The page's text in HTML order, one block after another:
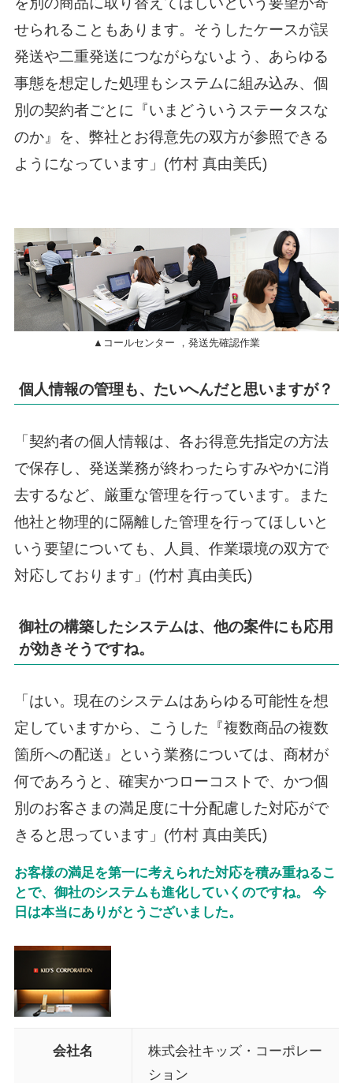
せられることもあります。そうしたケースが誤
発送や二重発送につながらないよう、あらゆる
事態を想定した処理もシステムに組み込み、個
別の契約者ごとに『いまどういうステータスな
のか』を、弊社とお得意先の双方が参照できる
ようになっています」(竹村 真由美氏)
▲コールセンター ，発送先確認作業
個人情報の管理も、たいへんだと思いますが？
「契約者の個人情報は、各お得意先指定の方法
で保存し、発送業務が終わったらすみやかに消
去するなど、厳重な管理を行っています。また
他社と物理的に隔離した管理を行ってほしいと
いう要望についても、人員、作業環境の双方で
対応しております」(竹村 真由美氏)
御社の構築したシステムは、他の案件にも応用
が効きそうですね。
「はい。現在のシステムはあらゆる可能性を想
定していますから、こうした『複数商品の複数
箇所への配送』という業務については、商材が
何であろうと、確実かつローコストで、かつ個
別のお客さまの満足度に十分配慮した対応がで
きると思っています」(竹村 真由美氏)
お客様の満足を第一に考えられた対応を積み重ねるこ
とで、御社のシステムも進化していくのですね。 今
日は本当にありがとうございました。
会社名
株式会社キッズ・コーポレー
ション